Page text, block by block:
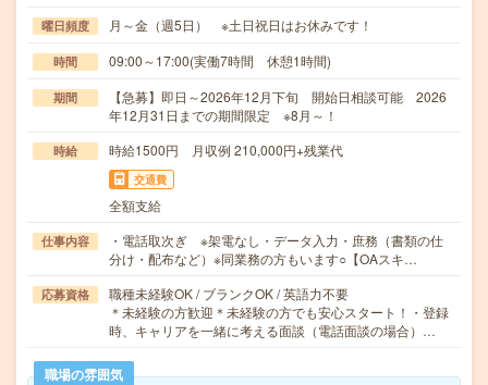
曜日頻度 月～金（週5日） ※土日祝日はお休みです！
時間 09:00～17:00(実働7時間 休憩1時間)
期間
【急募】即日～2026年12月下旬 開始日相談可能 2026
年12月31日までの期間限定 ※8月～！
時給 時給1500円 月収例 210,000円+残業代
交通費
全額支給
仕事内容
・電話取次ぎ ※架電なし・データ入力・庶務（書類の仕
分け・配布など）※同業務の方もいます○【OAスキ…
応募資格
職種未経験OK / ブランクOK / 英語力不要
＊未経験の方歓迎＊未経験の方でも安心スタート！・登録
時、キャリアを一緒に考える面談（電話面談の場合）…
職場の雰囲気